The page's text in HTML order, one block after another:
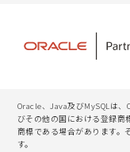
Oracle、Java及びMySQLは
びその他の国における登録商
商標である場合があります。
す。